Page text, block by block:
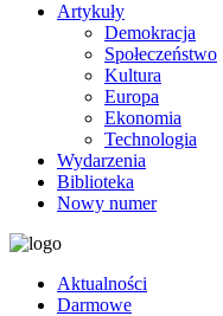
Artykuły
Demokracja
Społeczeństwo
Kultura
Europa
Ekonomia
Technologia
Wydarzenia
Biblioteka
Nowy numer
Aktualności
Darmowe